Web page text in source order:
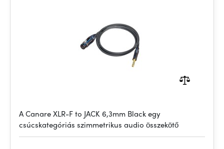
A Canare XLR-F to JACK 6,3mm Black egy
csúcskategóriás szimmetrikus audio összekötő